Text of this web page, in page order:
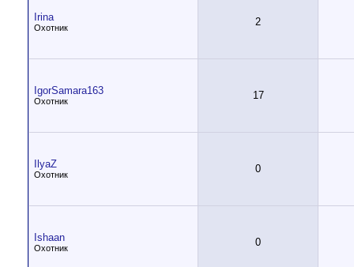
Irina
Охотник 2
IgorSamara163
Охотник 17
IlyaZ
Охотник 0
Ishaan
Охотник 0